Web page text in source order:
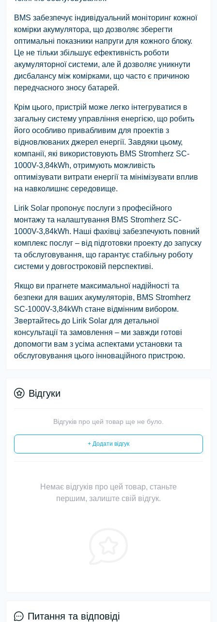
BMS забезпечує індивідуальний моніторинг кожної
комірки акумулятора, що дозволяє зберегти
оптимальні показники напруги для кожного блоку.
Це не тільки збільшує ефективність роботи
акумуляторної системи, але й дозволяє уникнути
дисбалансу між комірками, що часто є причиною
передчасного зносу батарей.
Крім цього, пристрій може легко інтегруватися в
загальну систему управління енергією, що робить
його особливо привабливим для проектів з
відновлюваних джерел енергії. Завдяки цьому,
компанії, які використовують BMS Stromherz SC-
1000V-3,84kWh, отримують можливість
оптимізувати витрати енергії та мінімізувати вплив
на навколишнє середовище.
Lirik Solar пропонує послуги з професійного
монтажу та налаштування BMS Stromherz SC-
1000V-3,84kWh. Наші фахівці забезпечують повний
комплекс послуг – від підготовки проекту до запуску
та обслуговування, що гарантує стабільну роботу
системи у довгостроковій перспективі.
Якщо ви прагнете максимальної надійності та
безпеки для ваших акумуляторів, BMS Stromherz
SC-1000V-3,84kWh стане відмінним вибором.
Звертайтесь до Lirik Solar для детальної
консультації та замовлення – ми завжди готові
допомогти вам з усіма аспектами установки та
обслуговування цього інноваційного пристрою.
Відгуки
Відгуків про цей товар ще не було.
+ Додати відгук
Немає відгуків про цей товар, станьте
першим, залиште свій відгук.
Питання та відповіді